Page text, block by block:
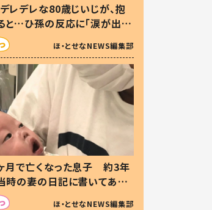
レデレな80歳じいじが、抱
と…ひ孫の反応に「涙が出ま
愛くて仕方ない」
ほ・とせなNEWS編集部
月で亡くなった息子 約3年
時の妻の日記に書いてあっ
は
ほ・とせなNEWS編集部